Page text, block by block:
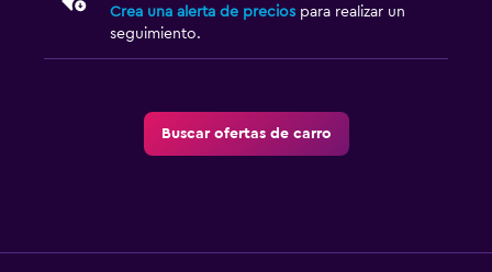
Crea una alerta de precios para realizar un
seguimiento.
Buscar ofertas de carro